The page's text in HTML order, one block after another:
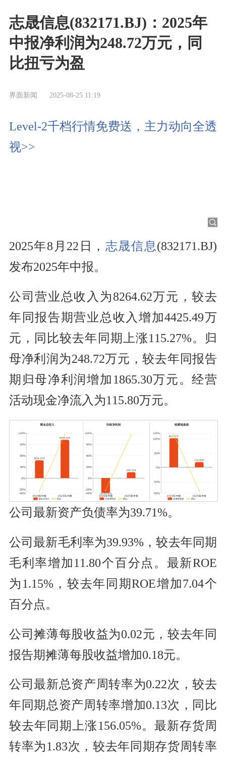
志晟信息(832171.BJ)：2025年
中报净利润为248.72万元，同
比扭亏为盈
界面新闻 2025-08-25 11:19
Level-2千档行情免费送，主力动向全透
视>>
2025年8月22日， 志晟信息(832171.BJ)
发布2025年中报。
公司营业总收入为8264.62万元，较去
年同报告期营业总收入增加4425.49万
元，同比较去年同期上涨115.27%。归
母净利润为248.72万元，较去年同报告
期归母净利润增加1865.30万元。经营
活动现金净流入为115.80万元。
公司最新资产负债率为39.71%。
公司最新毛利率为39.93%，较去年同期
毛利率增加11.80个百分点。最新ROE
为1.15%，较去年同期ROE增加7.04个
百分点。
公司摊薄每股收益为0.02元，较去年同
报告期摊薄每股收益增加0.18元。
公司最新总资产周转率为0.22次，较去
年同期总资产周转率增加0.13次，同比
较去年同期上涨156.05%。最新存货周
转率为1.83次，较去年同期存货周转率